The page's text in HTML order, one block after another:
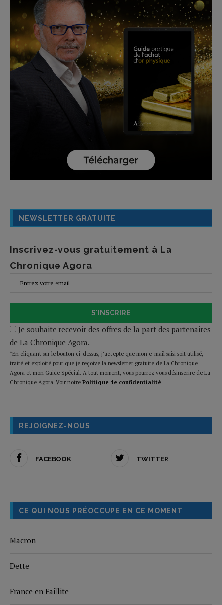
NEWSLETTER GRATUITE
Inscrivez-vous gratuitement à La
Chronique Agora
S'INSCRIRE
Je souhaite recevoir des offres de la part des partenaires
de La Chronique Agora.
*En cliquant sur le bouton ci-dessus, j’accepte que mon e-mail saisi soit utilisé,
traité et exploité pour que je reçoive la newsletter gratuite de La Chronique
Agora et mon Guide Spécial. A tout moment, vous pourrez vous désinscrire de La
Chronique Agora. Voir notre Politique de confidentialité.
REJOIGNEZ-NOUS
FACEBOOK TWITTER
CE QUI NOUS PRÉOCCUPE EN CE MOMENT
Macron
Dette
France en Faillite